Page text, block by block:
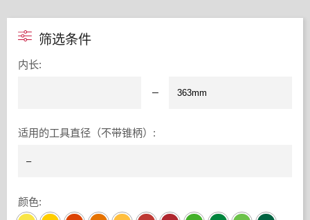
筛选条件
内长:
–
适用的工具直径（不带锥柄） :
颜色: